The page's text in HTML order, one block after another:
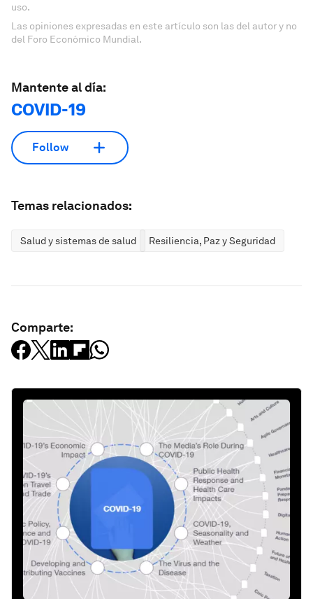
uso.
Las opiniones expresadas en este artículo son las del autor y no
del Foro Económico Mundial.
Mantente al día:
COVID-19
Follow
Temas relacionados:
Salud y sistemas de salud Resiliencia, Paz y Seguridad
Comparte: